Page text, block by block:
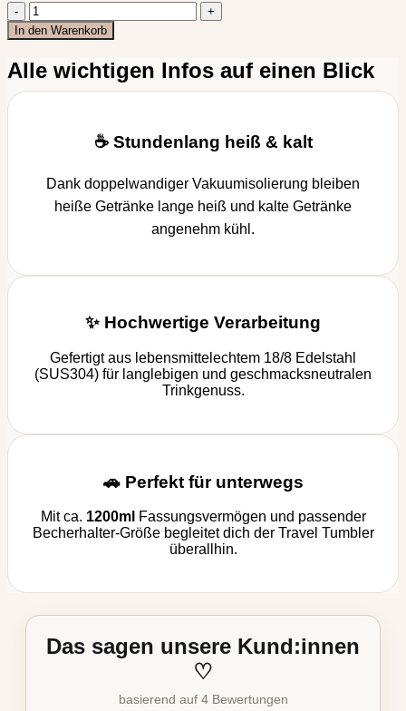
Travel
Tumbler
"Bookshelf"
In den Warenkorb
Alle wichtigen Infos auf einen Blick
☕ Stundenlang heiß & kalt
Dank doppelwandiger Vakuumisolierung bleiben
heiße Getränke lange heiß und kalte Getränke
angenehm kühl.
✨ Hochwertige Verarbeitung
Gefertigt aus lebensmittelechtem 18/8 Edelstahl
(SUS304) für langlebigen und geschmacksneutralen
Trinkgenuss.
🚗 Perfekt für unterwegs
Mit ca. 1200ml Fassungsvermögen und passender
Becherhalter-Größe begleitet dich der Travel Tumbler
überallhin.
Das sagen unsere Kund:innen
♡
basierend auf 4 Bewertungen